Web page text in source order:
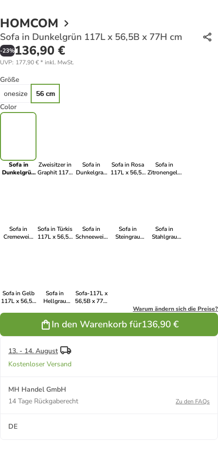
HOMCOM
Sofa in Dunkelgrün 117L x 56,5B x 77H cm
-23%136,90 €
UVP: 177,90 €* inkl. MwSt.
Größe
onesize 56 cm
Color
Sofa in
Dunkelgrün
Zweisitzer in
Graphit 117L
Sofa in
Dunkelgrau
Sofa in Rosa
117L x 56,5B
Sofa in
Zitronengelb
Sofa in
Cremeweiß
Sofa in Türkis
117L x 56,5B
Sofa in
Schneeweiß
Sofa in
Steingrau
Sofa in
Stahlgrau
Sofa in Gelb
117L x 56,5B
Sofa in
Hellgrau
Sofa-117L x
56,5B x 77H
Warum ändern sich die Preise?
In den Warenkorb für136,90 €
13. - 14. August
Kostenloser Versand
MH Handel GmbH
14 Tage Rückgaberecht
Zu den FAQs
DE